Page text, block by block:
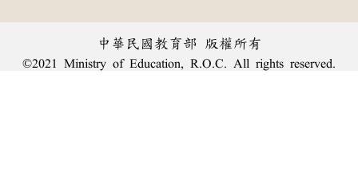
中華民國教育部 版權所有
©2021 Ministry of Education, R.O.C. All rights reserved.